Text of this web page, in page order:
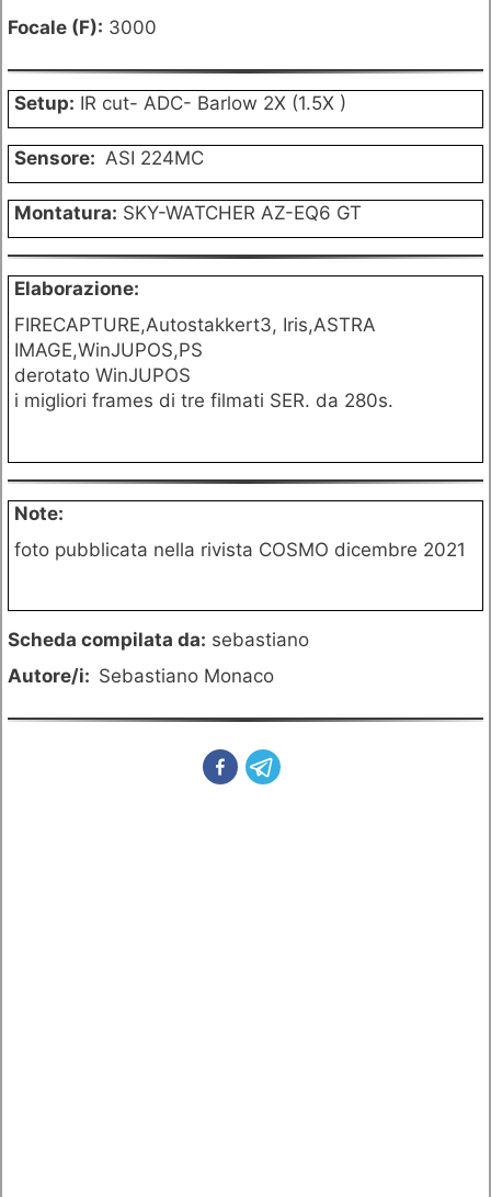
Focale (F): 3000
Setup: IR cut- ADC- Barlow 2X (1.5X )
Sensore: ASI 224MC
Montatura: SKY-WATCHER AZ-EQ6 GT
Elaborazione:
FIRECAPTURE,Autostakkert3, Iris,ASTRA
IMAGE,WinJUPOS,PS
derotato WinJUPOS
i migliori frames di tre filmati SER. da 280s.
Note:
foto pubblicata nella rivista COSMO dicembre 2021
Scheda compilata da: sebastiano
Autore/i: Sebastiano Monaco